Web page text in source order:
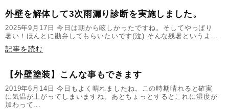
外壁を解体して3次雨漏り診断を実施しました。
2025年9月17日 今日は朝から眩しかったですね。そしてやっぱり
暑い！ほんとに勘弁してもらいたいです(泣) そんな残暑というよ...
記事を読む
【外壁塗装】こんな事もできます
2019年6月14日 今日もよく晴れましたね。この時期晴れると確実
に気温が上がってしまいますね。あとちょっとするとこれに湿度が
加わって...